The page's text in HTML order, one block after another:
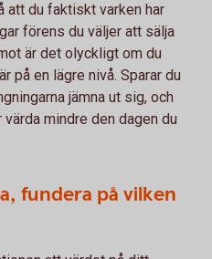
att du faktiskt varken har
förens du väljer att sälja
är det olyckligt om du
på en lägre nivå. Sparar du
jämna ut sig, och
mindre den dagen du
fundera på vilken